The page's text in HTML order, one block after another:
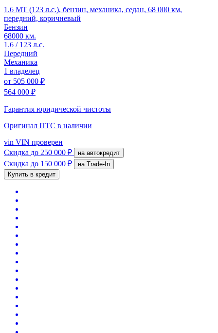
1.6 MT (123 л.с.), бензин, механика, седан, 68 000 км,
передний, коричневый
Бензин
68000 км.
1.6 / 123 л.с.
Передний
Механика
1 владелец
от 505 000 ₽
564 000 ₽
Гарантия юридической чистоты
Оригинал ПТС в наличии
vin VIN проверен
Скидка до 250 000 ₽ на автокредит
Скидка до 150 000 ₽
на Trade-In
Купить в кредит